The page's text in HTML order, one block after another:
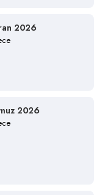
2026
2026